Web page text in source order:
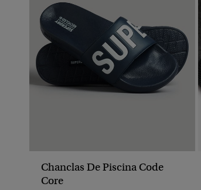
Chanclas De Piscina Code
Core